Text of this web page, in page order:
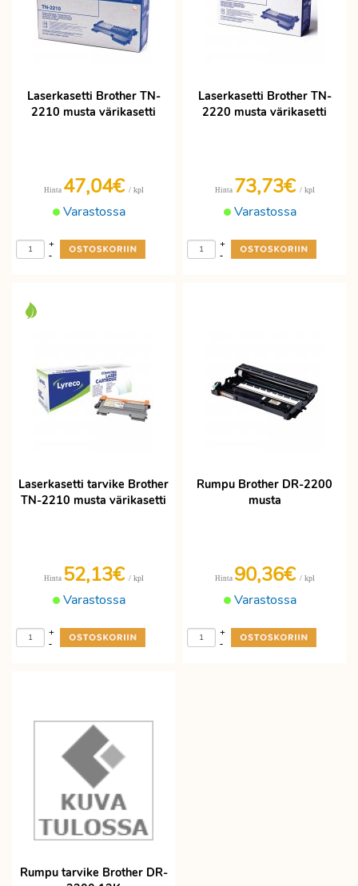
Laserkasetti Brother TN-
2210 musta värikasetti
Varastossa
Hinta 47,04€ / kpl
-
+
Laserkasetti Brother TN-
2220 musta värikasetti
Varastossa
Hinta 73,73€ / kpl
-
+
Laserkasetti tarvike Brother
TN-2210 musta värikasetti
Varastossa
Hinta 52,13€ / kpl
-
+
Rumpu Brother DR-2200
musta
Varastossa
Hinta 90,36€ / kpl
-
+
Rumpu tarvike Brother DR-